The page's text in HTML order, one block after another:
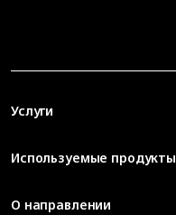
Услуги
Используемые продукты
О направлении